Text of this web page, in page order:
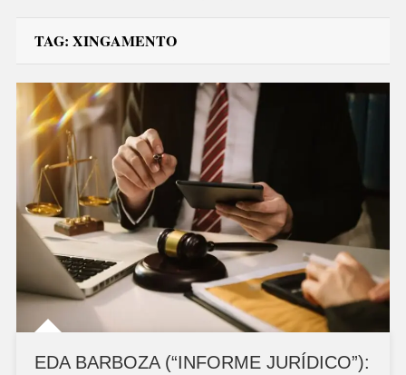
TAG: XINGAMENTO
EDA BARBOZA (“INFORME JURÍDICO”):